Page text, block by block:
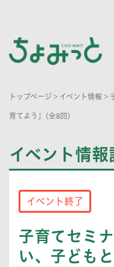
トップページ > イベント情報 >
育てよう」(全8回)
イベント情報
イベント終了
子育てセミ
い、子ども